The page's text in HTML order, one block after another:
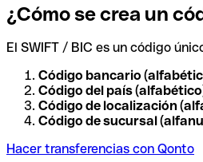
¿Cómo se crea un
El SWIFT / BIC es un código
Código bancario
Código del país
Código de localización
Código de sucursal
Hacer transferencias con Qonto